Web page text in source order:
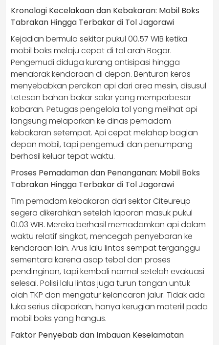
Kronologi Kecelakaan dan Kebakaran: Mobil Boks
Tabrakan Hingga Terbakar di Tol Jagorawi
Kejadian bermula sekitar pukul 00.57 WIB ketika
mobil boks melaju cepat di tol arah Bogor.
Pengemudi diduga kurang antisipasi hingga
menabrak kendaraan di depan. Benturan keras
menyebabkan percikan api dari area mesin, disusul
tetesan bahan bakar solar yang memperbesar
kobaran. Petugas pengelola tol yang melihat api
langsung melaporkan ke dinas pemadam
kebakaran setempat. Api cepat melahap bagian
depan mobil, tapi pengemudi dan penumpang
berhasil keluar tepat waktu.
Proses Pemadaman dan Penanganan: Mobil Boks
Tabrakan Hingga Terbakar di Tol Jagorawi
Tim pemadam kebakaran dari sektor Citeureup
segera dikerahkan setelah laporan masuk pukul
01.03 WIB. Mereka berhasil memadamkan api dalam
waktu relatif singkat, mencegah penyebaran ke
kendaraan lain. Arus lalu lintas sempat terganggu
sementara karena asap tebal dan proses
pendinginan, tapi kembali normal setelah evakuasi
selesai. Polisi lalu lintas juga turun tangan untuk
olah TKP dan mengatur kelancaran jalur. Tidak ada
luka serius dilaporkan, hanya kerugian materiil pada
mobil boks yang hangus.
Faktor Penyebab dan Imbauan Keselamatan